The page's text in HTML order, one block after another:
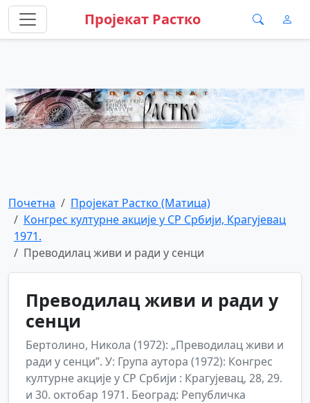
Пројекат Растко
Почетна
Пројекат Растко (Матица)
Конгрес културне акције у СР Србији, Крагујевац
1971.
Преводилац живи и ради у сенци
Преводилац живи и ради у
сенци
Бертолино, Никола (1972): „Преводилац живи и
ради у сенци”. У: Група аутора (1972): Конгрес
културне акције у СР Србији : Крагујевац, 28, 29.
и 30. октобар 1971. Београд: Републичка